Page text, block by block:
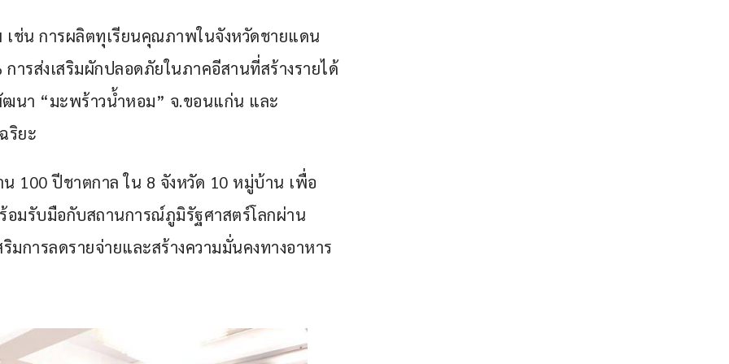
เช่น การผลิตทุเรียนคุณภาพในจังหวัดชายแดน
ารส่งเสริมผักปลอดภัยในภาคอีสานที่สร้างรายได้
ฒนา “มะพร้าวน้ำหอม” จ.ขอนแก่น และ
ริยะ
100 ปีชาตกาล ใน 8 จังหวัด 10 หมู่บ้าน เพื่อ
มรับมือกับสถานการณ์ภูมิรัฐศาสตร์โลกผ่าน
มการลดรายจ่ายและสร้างความมั่นคงทางอาหาร